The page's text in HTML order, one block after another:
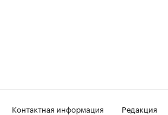
Контактная информация Редакция